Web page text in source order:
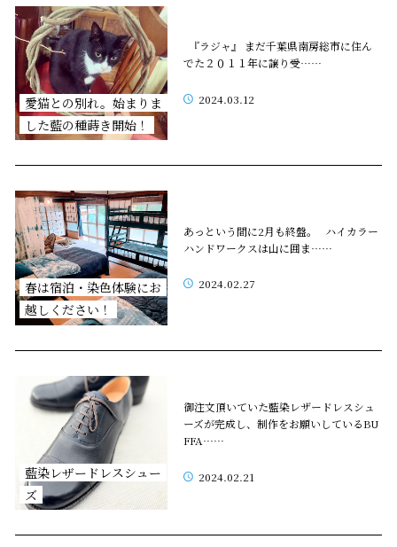
愛猫との別れ。始まりま
した藍の種蒔き開始！
『ラジャ』 まだ千葉県南房総市に住ん
でた２０１１年に譲り受……
2024.03.12
春は宿泊・染色体験にお
越しください！
あっという間に2月も終盤。 ハイカラー
ハンドワークスは山に囲ま……
2024.02.27
藍染レザードレスシュー
ズ
御注文頂いていた藍染レザードレスシュ
ーズが完成し、制作をお願いしているBU
FFA……
2024.02.21